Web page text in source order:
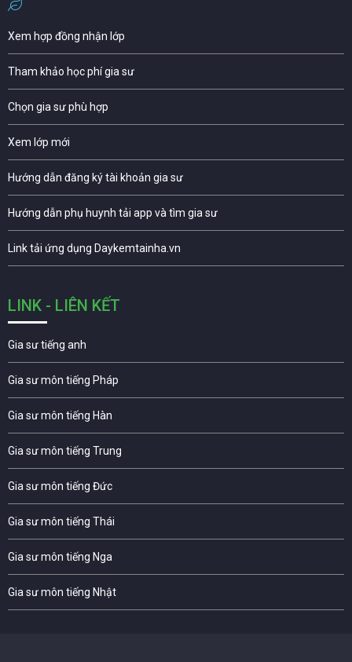
Xem hợp đồng nhận lớp
Tham khảo học phí gia sư
Chọn gia sư phù hợp
Xem lớp mới
Hướng dẫn đăng ký tài khoản gia sư
Hướng dẫn phụ huynh tải app và tìm gia sư
Link tải ứng dụng Daykemtainha.vn
LINK - LIÊN KẾT
Gia sư tiếng anh
Gia sư môn tiếng Pháp
Gia sư môn tiếng Hàn
Gia sư môn tiếng Trung
Gia sư môn tiếng Đức
Gia sư môn tiếng Thái
Gia sư môn tiếng Nga
Gia sư môn tiếng Nhật